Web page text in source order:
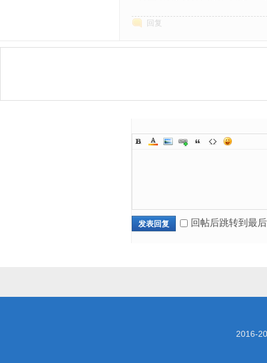
回复
发表回复 回帖后跳转到最
2016-